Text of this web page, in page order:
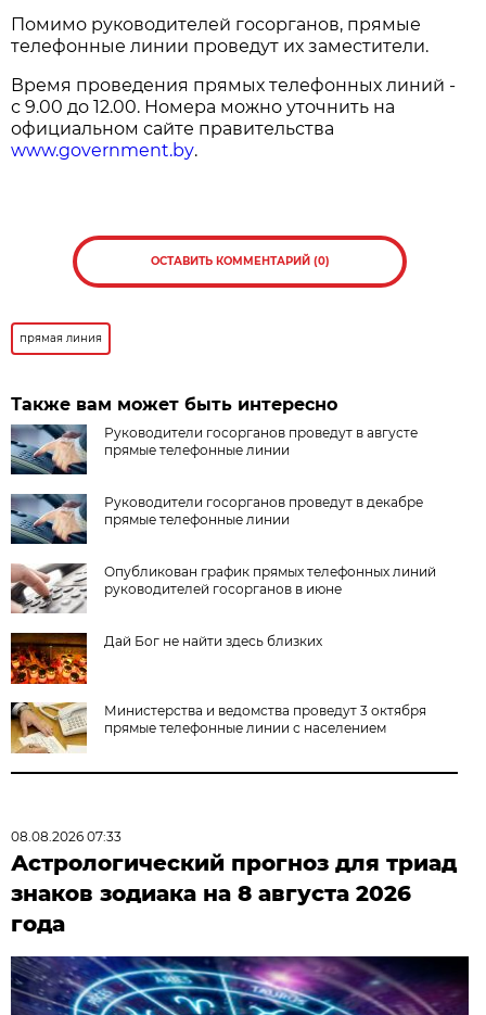
Помимо руководителей госорганов, прямые
телефонные линии проведут их заместители.
Время проведения прямых телефонных линий -
с 9.00 до 12.00. Номера можно уточнить на
официальном сайте правительства
www.government.by.
ОСТАВИТЬ КОММЕНТАРИЙ (0)
прямая линия
Также вам может быть интересно
Руководители госорганов проведут в августе
прямые телефонные линии
Руководители госорганов проведут в декабре
прямые телефонные линии
Опубликован график прямых телефонных линий
руководителей госорганов в июне
Дай Бог не найти здесь близких
Министерства и ведомства проведут 3 октября
прямые телефонные линии с населением
08.08.2026 07:33
Астрологический прогноз для триад
знаков зодиака на 8 августа 2026
года